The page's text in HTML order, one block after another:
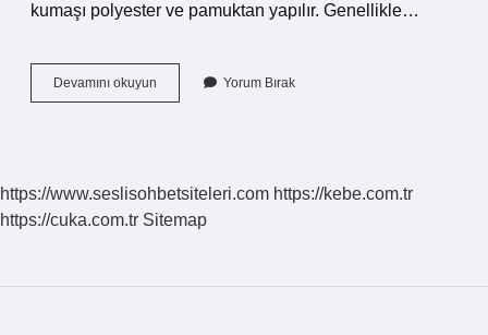
kumaşı polyester ve pamuktan yapılır. Genellikle…
Devamını okuyun
Kumaş
Yorum Bırak
https://www.seslisohbetsiteleri.com https://kebe.com.tr
https://cuka.com.tr Sitemap